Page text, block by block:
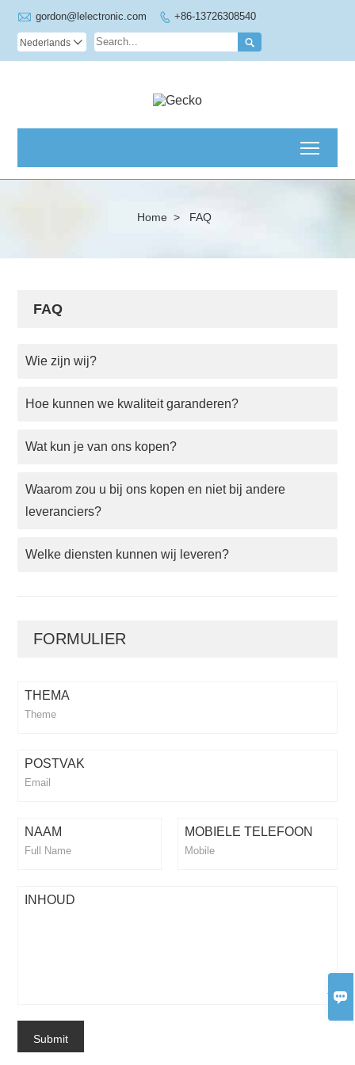
 gordon@lelectronic.com  +86-13726308540

Nederlands 
Home > FAQ
FAQ
Wie zijn wij?
Hoe kunnen we kwaliteit garanderen?
Wat kun je van ons kopen?
Waarom zou u bij ons kopen en niet bij andere
leveranciers?
Welke diensten kunnen wij leveren?
FORMULIER
THEMA
POSTVAK
NAAM MOBIELE TELEFOON
INHOUD
Submit
